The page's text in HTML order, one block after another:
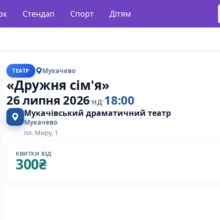
Стендап Спорт Дітям
ТЕАТР Мукачево
«Дружня сім'я»
26 липня 2026 НД 18:00
Мукачівський драматичний театр
Мукачево
пл. Миру, 1
КВИТКИ ВІД
300₴